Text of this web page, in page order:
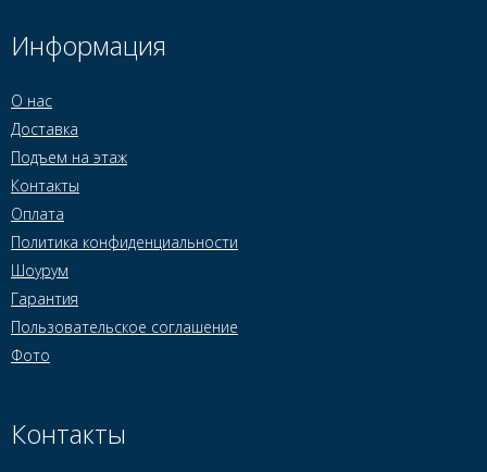
Информация
О нас
Доставка
Подъем на этаж
Контакты
Оплата
Политика конфиденциальности
Шоурум
Гарантия
Пользовательское соглашение
Фото
Контакты